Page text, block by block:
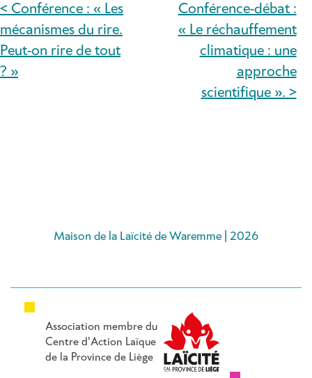
NAVIGATION
DE
L’ARTICLE
< Conférence : « Les
mécanismes du rire.
Peut-on rire de tout
? »
Conférence-débat :
« Le réchauffement
climatique : une
approche
scientifique ». >
Maison de la Laïcité de Waremme | 2026
Association membre du
Centre d'Action Laïque
de la Province de Liège